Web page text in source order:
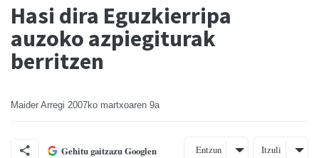
Hasi dira Eguzkierripa
auzoko azpiegiturak
berritzen
Maider Arregi 2007ko martxoaren 9a
Gehitu gaitzazu Googlen Entzun Itzuli